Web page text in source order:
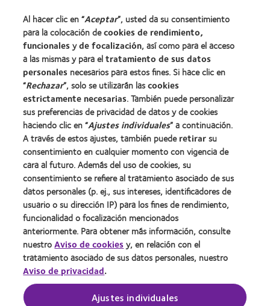
Usuario experimentado
Blog
Sobre nosotros
Carreras
Noticias
Contacto
Legal
Política de privacidad
Aviso Legal
Aviso de cookies
Condiciones del servicio
Public Country by Country Reporting
Buscar un centro
Al hacer clic en “Aceptar”, usted da su consentimiento
para la colocación decookies de rendimiento,
funcionalesyde focalización, así como para el acceso
a las mismas y para eltratamiento de sus datos
personales necesarios para estos fines. Si hace clic en
“Rechazar”, solo se utilizarán lascookies
estrictamente necesarias. También puede personalizar
sus preferencias de privacidad de datos y de cookies
haciendo clic en “Ajustes individuales” a continuación.
A través de estos ajustes, también puederetirarsu
consentimiento en cualquier momento con vigencia de
cara al futuro. Además del uso de cookies, su
consentimiento se refiere al tratamiento asociado de sus
datos personales (p. ej., sus intereses, identificadores de
usuario o su dirección IP) para los fines de rendimiento,
funcionalidad o focalización mencionados
anteriormente. Para obtener más información, consulte
nuestroAviso de cookiesy, en relación con el
tratamiento asociado de sus datos personales, nuestro
Aviso de privacidad.
Ajustes individuales